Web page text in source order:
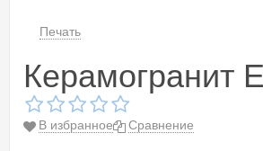
Печать
Керамогранит
В избранное Сравнение